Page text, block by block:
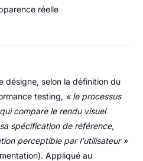
réelle
désigne, selon la définition du
testing, « le processus
compare le rendu visuel
spécification de référence,
perceptible par l'utilisateur »
Appliqué au